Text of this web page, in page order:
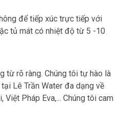
để tiếp xúc trực tiếp với
tủ mát có nhiệt độ từ 5 -10
từ rõ ràng. Chúng tôi tự hào là
Lê Trần Water đa dạng về
Pháp Eva,... Chúng tôi cam